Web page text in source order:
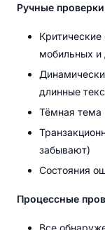
Ручные
мобильных и
длинные
Тёмная тема
забывают)
Состояния
Процессные
Все